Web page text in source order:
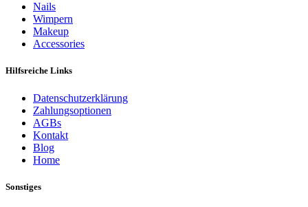
Nails
Wimpern
Makeup
Accessories
Hilfsreiche Links
Datenschutzerklärung
Zahlungsoptionen
AGBs
Kontakt
Blog
Home
Sonstiges